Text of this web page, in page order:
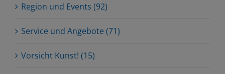
Region und Events (92)
Service und Angebote (71)
Vorsicht Kunst! (15)